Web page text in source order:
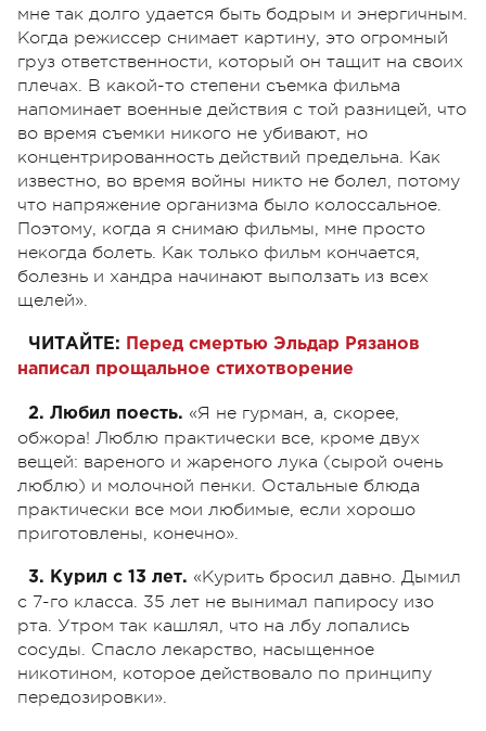
мне так долго удается быть бодрым и энергичным.
Когда режиссер снимает картину, это огромный
груз ответственности, который он тащит на своих
плечах. В какой-то степени съемка фильма
напоминает военные действия с той разницей, что
во время съемки никого не убивают, но
концентрированность действий предельна. Как
известно, во время войны никто не болел, потому
что напряжение организма было колоссальное.
Поэтому, когда я снимаю фильмы, мне просто
некогда болеть. Как только фильм кончается,
болезнь и хандра начинают выползать из всех
щелей».
ЧИТАЙТЕ:
Перед смертью Эльдар Рязанов
написал прощальное стихотворение
2. Любил поесть. «Я не гурман, а, скорее,
обжора! Люблю практически все, кроме двух
вещей: вареного и жареного лука (сырой очень
люблю) и молочной пенки. Остальные блюда
практически все мои любимые, если хорошо
приготовлены, конечно».
3. Курил с 13 лет. «Курить бросил давно. Дымил
с 7-го класса. 35 лет не вынимал папиросу изо
рта. Утром так кашлял, что на лбу лопались
сосуды. Спасло лекарство, насыщенное
никотином, которое действовало по принципу
передозировки».